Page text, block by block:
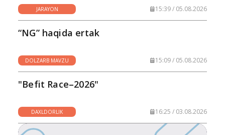
JARAYON 15:39 / 05.08.2026
“NG” haqida ertak
DOLZARB MAVZU 15:09 / 05.08.2026
"Befit Race–2026"
DAXLDORLIK 16:25 / 03.08.2026